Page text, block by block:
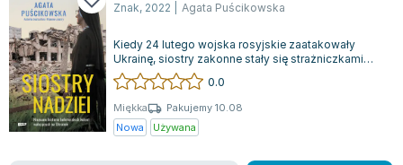
Znak, 2022 Agata Puścikowska
Kiedy 24 lutego wojska rosyjskie zaatakowały
Ukrainę, siostry zakonne stały się strażniczkami
człowieczeństwa w wojennej rzeczywis...
0.0
Miękka
Pakujemy 10.08
Nowa
Używana